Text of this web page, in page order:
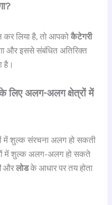
लिया है, तो आपकोकैटेगरी
और इससे संबंधित अतिरिक्त
है।
लिए अलग-अलग क्षेत्रों में
में शुल्क संरचना अलग हो सकती
में शुल्क अलग-अलग हो सकते
औरलोडके आधार पर तय होता